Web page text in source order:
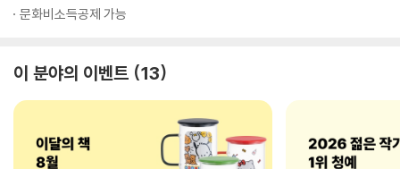
문화비소득공제 가능
이 분야의 이벤트 13